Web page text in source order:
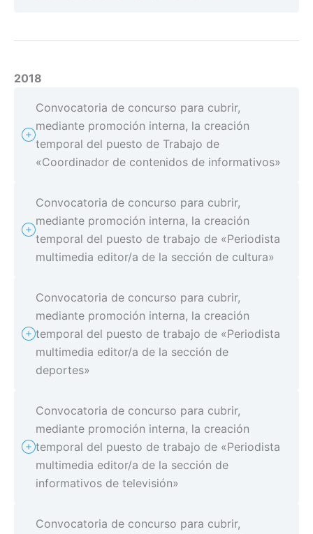
2018
Convocatoria de concurso para cubrir,
mediante promoción interna, la creación
temporal del puesto de Trabajo de
«Coordinador de contenidos de informativos»
Convocatoria de concurso para cubrir,
mediante promoción interna, la creación
temporal del puesto de trabajo de «Periodista
multimedia editor/a de la sección de cultura»
Convocatoria de concurso para cubrir,
mediante promoción interna, la creación
temporal del puesto de trabajo de «Periodista
multimedia editor/a de la sección de
deportes»
Convocatoria de concurso para cubrir,
mediante promoción interna, la creación
temporal del puesto de trabajo de «Periodista
multimedia editor/a de la sección de
informativos de televisión»
Convocatoria de concurso para cubrir,